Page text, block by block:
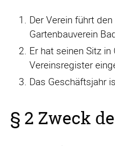
Der Verein führt
Gartenbauverein
Er hat seinen Sitz
Vereinsregister
Das Geschäftsjahr
§ 2 Zweck